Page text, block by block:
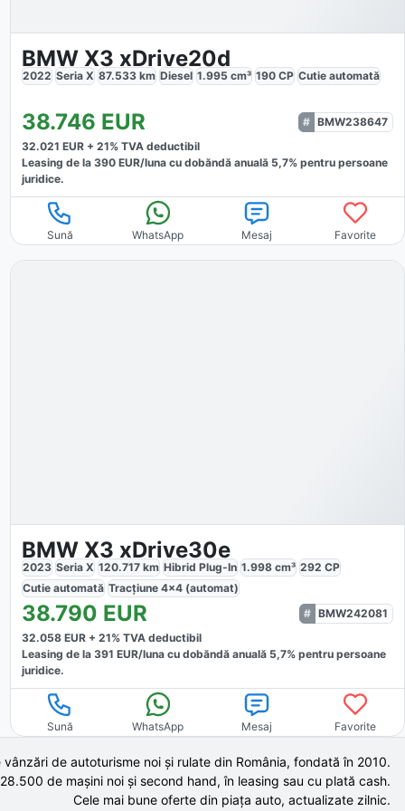
BMW X3 xDrive20d
2022 Seria X 87.533km Diesel 1.995 cm³ 190CP Cutie automată
38.746 EUR
BMW238647
32.021 EUR + 21% TVA deductibil
Leasing de la 390EUR/lunacu dobăndă anuală 5,7% pentru persoane
juridice.
Sună WhatsApp Mesaj Favorite
BMW X3 xDrive30e
2023 Seria X 120.717km Hibrid Plug-In 1.998cm³ 292 CP
Cutie automată Tracțiune 4x4 (automat)
38.790 EUR
BMW242081
32.058EUR + 21% TVA deductibil
Leasing de la 391 EUR/lunacu dobăndă anuală 5,7% pentru persoane
juridice.
Sună WhatsApp Mesaj Favorite
de autoturisme noi și rulate din România, fondată în 2010.
de mașini noi și second hand,în leasing sau cu plată cash.
Cele mai bune oferte din piața auto, actualizate zilnic.